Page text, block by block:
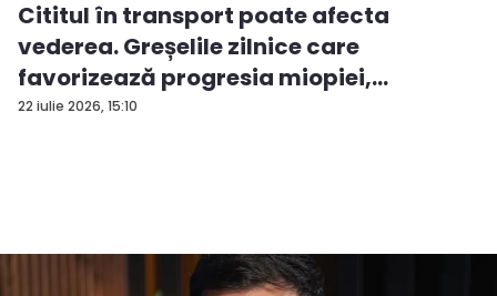
22 iulie 2026, 15:10
Cititul în transport poate afecta
vederea. Greșelile zilnice care
favorizează progresia miopiei,
potrivit...